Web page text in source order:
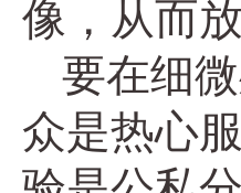
像，从而
要在细
众是热心